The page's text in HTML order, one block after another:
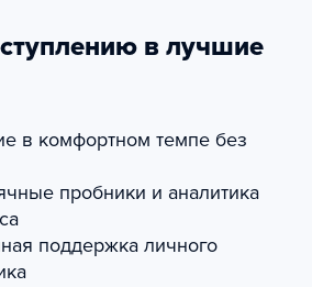
в лучшие
в комфортном темпе без
пробники и аналитика
поддержка личного